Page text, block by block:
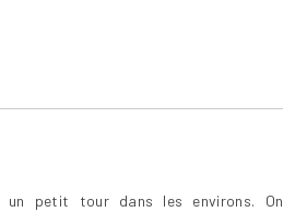
un petit tour dans les environs. On